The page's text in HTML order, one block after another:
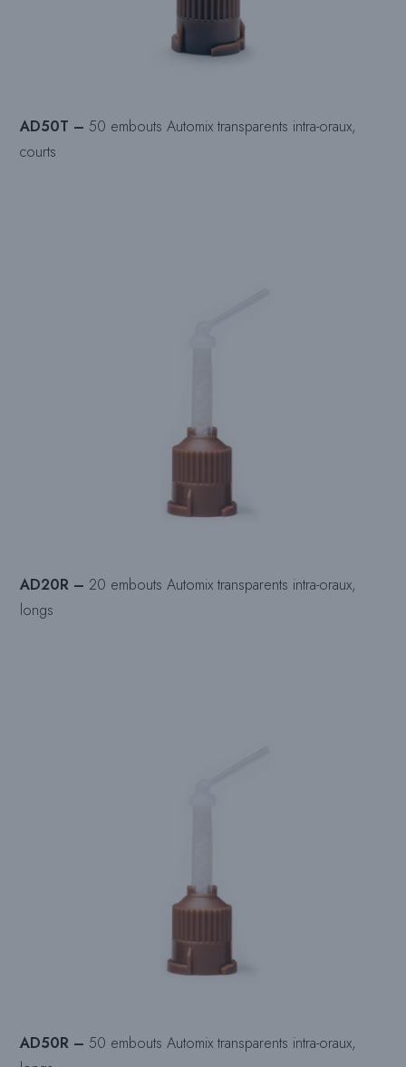
AD50T – 50 embouts Automix transparents intra-oraux,
courts
AD20R – 20 embouts Automix transparents intra-oraux,
longs
AD50R – 50 embouts Automix transparents intra-oraux,